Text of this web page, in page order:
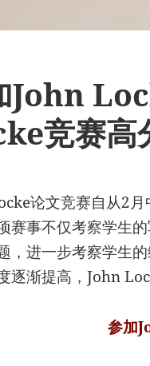
John
竞赛高
论文竞赛自从2
赛事不仅考察学生
，进一步考察学生
逐渐提高，John
参加